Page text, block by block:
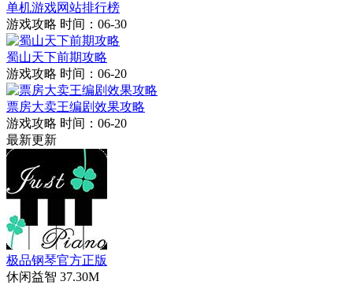
单机游戏网站排行榜
游戏攻略 时间：06-30
蜀山天下前期攻略
游戏攻略 时间：06-20
票房大卖王编剧效果攻略
游戏攻略 时间：06-20
最新更新
极品钢琴官方正版
休闲益智 37.30M